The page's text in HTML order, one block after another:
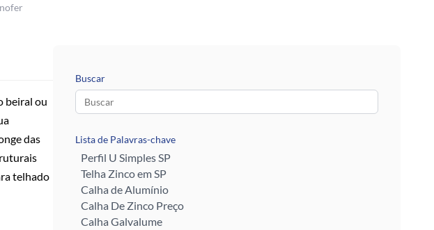
beiral ou
das
telhado
Buscar
Lista de Palavras-chave
Perfil U Simples SP
Telha Zinco em SP
Calha de Alumínio
Calha De Zinco Preço
Calha Galvalume